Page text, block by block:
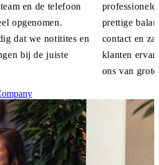
en de telefoon
opgenomen.
dat we notitites en
bij de juiste
prettige
contact en
klanten
ons van